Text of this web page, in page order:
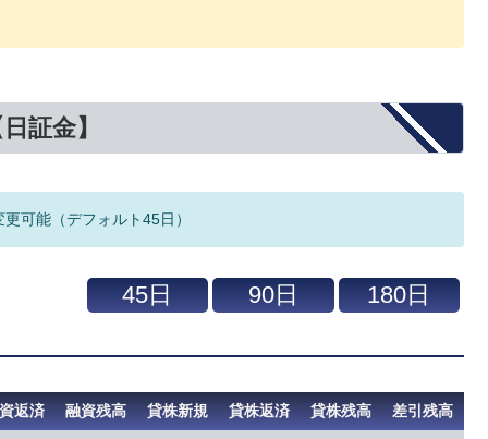
証金】
可能（デフォルト45日）
返済 融資残高 貸株新規 貸株返済 貸株残高 差引残高